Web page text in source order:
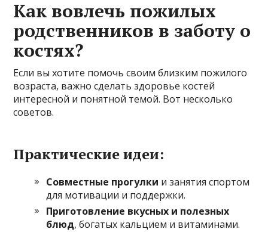
Как вовлечь пожилых
родственников в заботу о
костях?
Если вы хотите помочь своим близким пожилого
возраста, важно сделать здоровье костей
интересной и понятной темой. Вот несколько
советов.
Практические идеи:
Совместные прогулки и занятия спортом
для мотивации и поддержки.
Приготовление вкусных и полезных
блюд, богатых кальцием и витаминами.